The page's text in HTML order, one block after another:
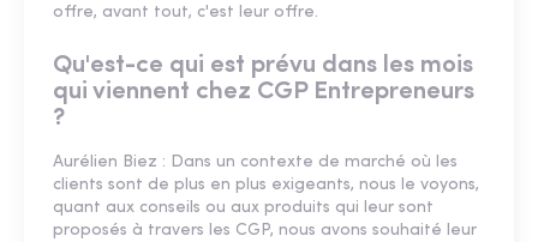
offre, avant tout, c'est leur offre.
Qu'est-ce qui est prévu dans les mois
qui viennent chez CGP Entrepreneurs
?
Aurélien Biez : Dans un contexte de marché où les
clients sont de plus en plus exigeants, nous le voyons,
quant aux conseils ou aux produits qui leur sont
proposés à travers les CGP, nous avons souhaité leur